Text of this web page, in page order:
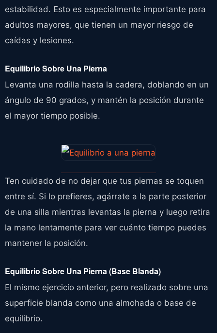
estabilidad. Esto es especialmente importante para
adultos mayores, que tienen un mayor riesgo de
caídas y lesiones.
Equilibrio Sobre Una Pierna
Levanta una rodilla hasta la cadera, doblando en un
ángulo de 90 grados, y mantén la posición durante
el mayor tiempo posible.
Ten cuidado de no dejar que tus piernas se toquen
entre sí. Si lo prefieres, agárrate a la parte posterior
de una silla mientras levantas la pierna y luego retira
la mano lentamente para ver cuánto tiempo puedes
mantener la posición.
Equilibrio Sobre Una Pierna (Base Blanda)
El mismo ejercicio anterior, pero realizado sobre una
superficie blanda como una almohada o base de
equilibrio.